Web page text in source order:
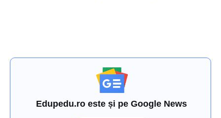
Edupedu.ro este și pe Google News